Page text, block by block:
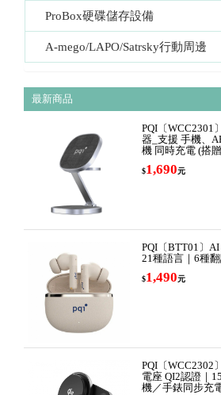
ProBox硬碟儲存設備
A-mego/LAPO/Satrsky行動周邊
最新商品
PQI〔WCC2301
器_支援 手機、
機 同時充電 (搭
$1,690元
PQI〔BTT01〕AI
21種語言｜6種
$1,490元
PQI〔WCC2302
電座 QI2認證｜
機／手錶同步充